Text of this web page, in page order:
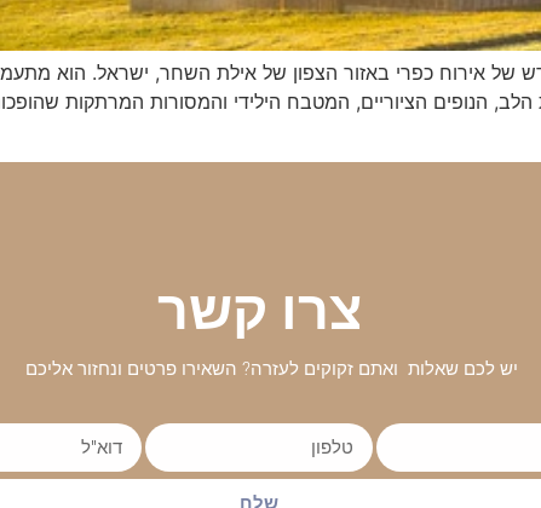
של אירוח כפרי באזור הצפון של אילת השחר, ישראל. הוא
צרו קשר
יש לכם שאלות ואתם זקוקים לעזרה? השאירו פרטים ונחזור אליכם
שלח